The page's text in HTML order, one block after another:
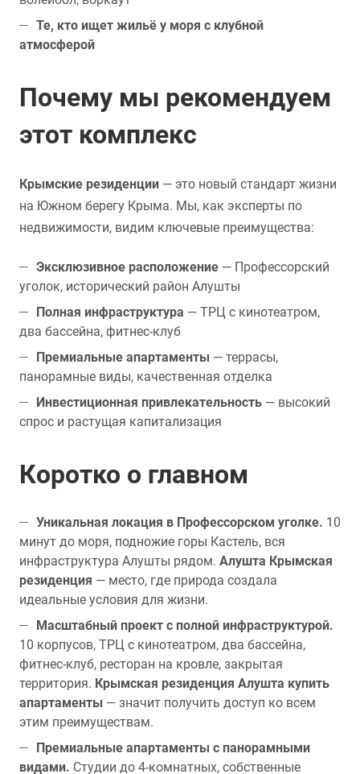
Те, кто ищет жильё у моря с клубной
атмосферой
Почему мы рекомендуем
этот комплекс
Крымские резиденции — это новый стандарт жизни
на Южном берегу Крыма. Мы, как эксперты по
недвижимости, видим ключевые преимущества:
Эксклюзивное расположение — Профессорский
уголок, исторический район Алушты
Полная инфраструктура — ТРЦ с кинотеатром,
два бассейна, фитнес-клуб
Премиальные апартаменты — террасы,
панорамные виды, качественная отделка
Инвестиционная привлекательность — высокий
спрос и растущая капитализация
Коротко о главном
Уникальная локация в Профессорском уголке. 10
минут до моря, подножие горы Кастель, вся
инфраструктура Алушты рядом. Алушта Крымская
резиденция — место, где природа создала
идеальные условия для жизни.
Масштабный проект с полной инфраструктурой.
10 корпусов, ТРЦ с кинотеатром, два бассейна,
фитнес-клуб, ресторан на кровле, закрытая
территория. Крымская резиденция Алушта купить
апартаменты — значит получить доступ ко всем
этим преимуществам.
Премиальные апартаменты с панорамными
видами. Студии до 4-комнатных, собственные